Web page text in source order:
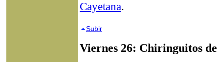
Cayetana.
Subir
Viernes 26: Chiringuitos